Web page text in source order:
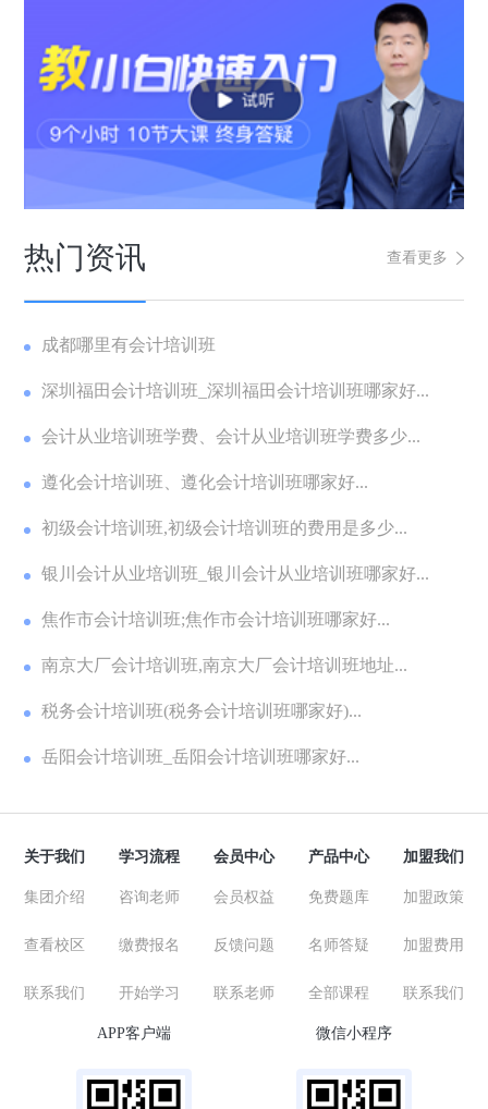
热门资讯 查看更多
成都哪里有会计培训班
深圳福田会计培训班_深圳福田会计培训班哪家好...
会计从业培训班学费、会计从业培训班学费多少...
遵化会计培训班、遵化会计培训班哪家好...
初级会计培训班,初级会计培训班的费用是多少...
银川会计从业培训班_银川会计从业培训班哪家好...
焦作市会计培训班;焦作市会计培训班哪家好...
南京大厂会计培训班,南京大厂会计培训班地址...
税务会计培训班(税务会计培训班哪家好)...
岳阳会计培训班_岳阳会计培训班哪家好...
关于我们
集团介绍
查看校区
联系我们
学习流程
咨询老师
缴费报名
开始学习
会员中心
会员权益
反馈问题
联系老师
产品中心
免费题库
名师答疑
全部课程
加盟我们
加盟政策
加盟费用
联系我们
APP客户端 微信小程序